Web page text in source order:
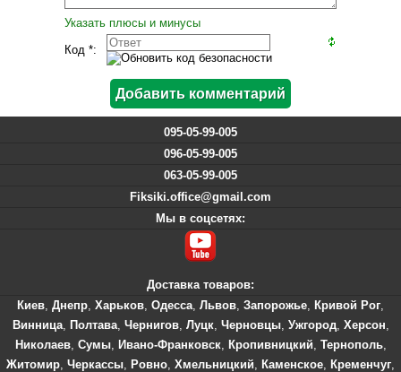
Указать плюсы и минусы
Код *:
095-05-99-005
096-05-99-005
063-05-99-005
Fiksiki.office@gmail.com
Мы в соцсетях:
Доставка товаров:
Киев, Днепр, Харьков, Одесса, Львов, Запорожье, Кривой Рог,
Винница, Полтава, Чернигов, Луцк, Черновцы, Ужгород, Херсон,
Николаев, Сумы, Ивано-Франковск, Кропивницкий, Тернополь,
Житомир, Черкассы, Ровно, Хмельницкий, Каменское, Кременчуг,